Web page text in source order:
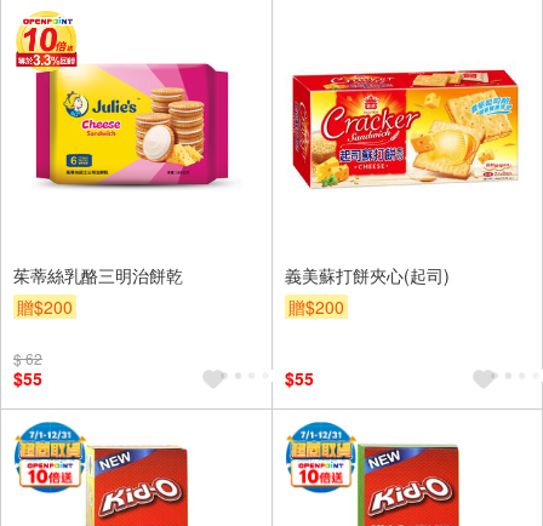
茱蒂絲乳酪三明治餅乾
贈$200
$ 62
$55
義美蘇打餅夾心(起司)
贈$200
$55